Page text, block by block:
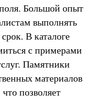
Большой опыт
выполнять
В каталоге
с примерами
Памятники
материалов
позволяет